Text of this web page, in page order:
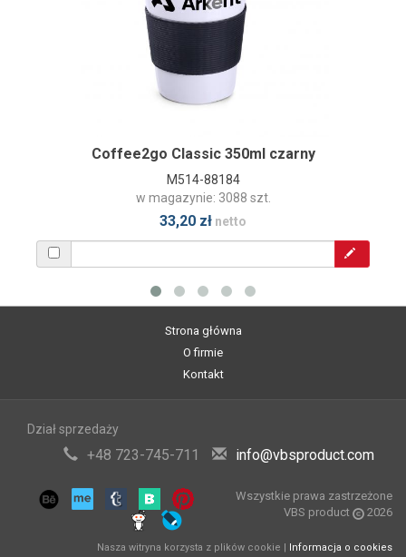
Coffee2go Classic 350ml czarny
M514-88184
w magazynie: 3088 szt.
33,20 zł netto
Strona główna
O firmie
Kontakt
Dział sprzedaży
+48 723-745-711 info@vbsproduct.com
Wszystkie prawa zastrzeżone
VBS product
2026
Nasza witryna korzysta z plików cookie | Informacja o cookies